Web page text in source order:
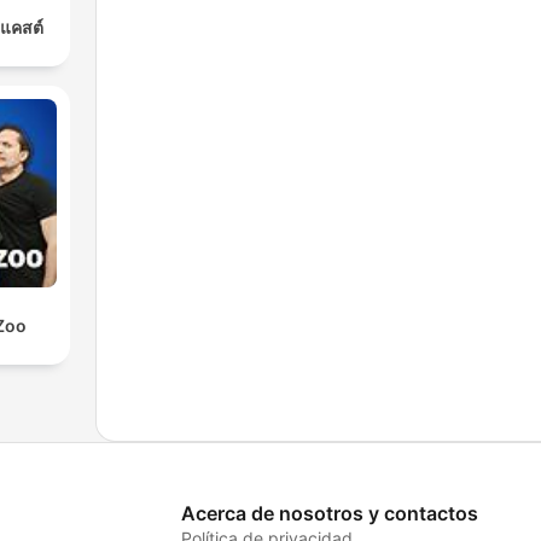
คสต์
Acerca de nosotros y contactos